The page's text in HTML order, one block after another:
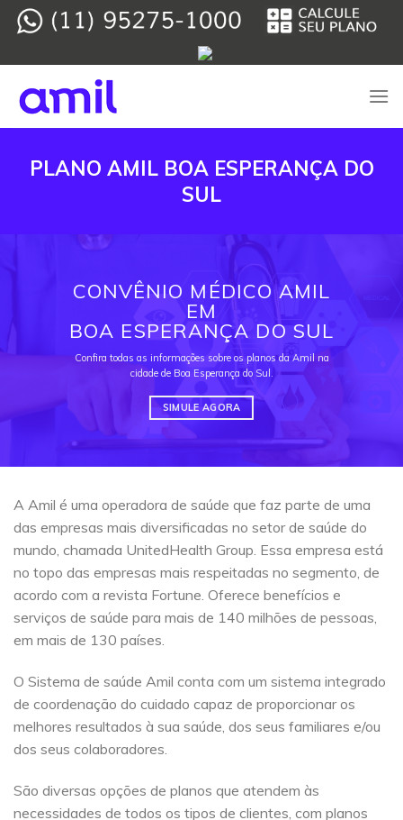
Skip
PLANO AMIL BOA ESPERANÇA DO
SUL
CONVÊNIO MÉDICO AMIL
EM
BOA ESPERANÇA DO SUL
Confira todas as informações sobre os planos da Amil na
cidade de Boa Esperança do Sul.
SIMULE AGORA
A Amil é uma operadora de saúde que faz parte de uma
das empresas mais diversificadas no setor de saúde do
mundo, chamada UnitedHealth Group. Essa empresa está
no topo das empresas mais respeitadas no segmento, de
acordo com a revista Fortune. Oferece benefícios e
serviços de saúde para mais de 140 milhões de pessoas,
em mais de 130 países.
O Sistema de saúde Amil conta com um sistema integrado
de coordenação do cuidado capaz de proporcionar os
melhores resultados à sua saúde, dos seus familiares e/ou
dos seus colaboradores.
São diversas opções de planos que atendem às
necessidades de todos os tipos de clientes, com planos